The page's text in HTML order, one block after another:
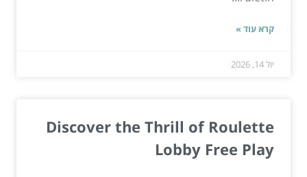
קרא עוד »
יול 14, 2026
Discover the Thrill of Roulette
Lobby Free Play